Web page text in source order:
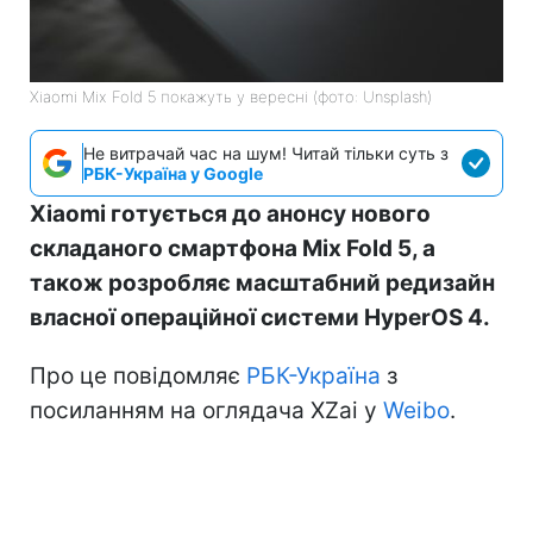
Xiaomi Mix Fold 5 покажуть у вересні (фото: Unsplash)
Не витрачай час на шум! Читай тільки суть з
РБК-Україна у Google
Xiaomi готується до анонсу нового
складаного смартфона Mix Fold 5, а
також розробляє масштабний редизайн
власної операційної системи HyperOS 4.
Про це повідомляє РБК-Україна з
посиланням на оглядача XZai у Weibo.